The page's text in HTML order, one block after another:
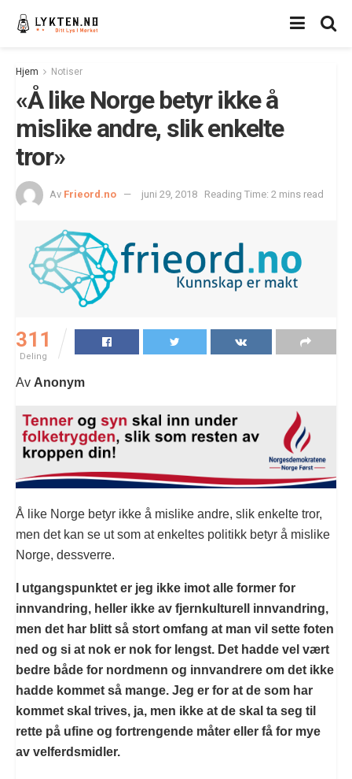
Hjem Notiser
«Å like Norge betyr ikke å
mislike andre, slik enkelte
tror»
Av Frieord.no juni 29, 2018 Reading Time: 2 mins read
311
Deling
Av Anonym
Å like Norge betyr ikke å mislike andre, slik enkelte tror,
men det kan se ut som at enkeltes politikk betyr å mislike
Norge, dessverre.
I utgangspunktet er jeg ikke imot alle former for
innvandring, heller ikke av fjernkulturell innvandring,
men det har blitt så stort omfang at man vil sette foten
ned og si at nok er nok for lengst. Det hadde vel vært
bedre både for nordmenn og innvandrere om det ikke
hadde kommet så mange. Jeg er for at de som har
kommet skal trives, ja, men ikke at de skal ta seg til
rette på ufine og fortrengende måter eller få for mye
av velferdsmidler.